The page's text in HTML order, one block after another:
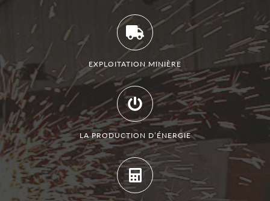
EXPLOITATION MINIÈRE
LA PRODUCTION D’ÉNERGIE